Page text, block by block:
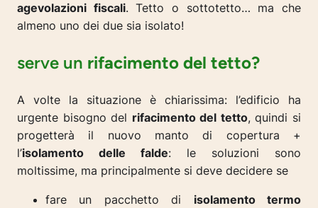
agevolazioni fiscali. Tetto o sottotetto… ma che
almeno uno dei due sia isolato!
serve un rifacimento del tetto?
A volte la situazione è chiarissima: l’edificio ha
urgente bisogno del rifacimento del tetto, quindi si
progetterà il nuovo manto di copertura +
l’isolamento delle falde: le soluzioni sono
moltissime, ma principalmente si deve decidere se
fare un pacchetto di isolamento termo